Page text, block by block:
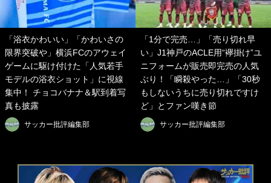
「浴衣かわいい」「かわいさの
限界突破や」横浜FCのアウェイ
ゲームに駆け付けた「人気若手
モデルの浴衣ショット」に視線
集中！ チョコバナナ＆駅到着写
真も披露
サッカー批評編集部
「1分で完売…」「売り切れ早
い」J1神戸のACLE用“襷掛け”ユ
ニフォームが販売即完売の人気
ぶり！「瞬殺やった…」「30秒
もしないうちに売り切れですけ
ど」とファン嘆き節
サッカー批評編集部